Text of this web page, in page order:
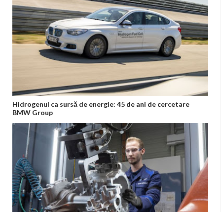
Hidrogenul ca sursă de energie: 45 de ani de cercetare
BMW Group